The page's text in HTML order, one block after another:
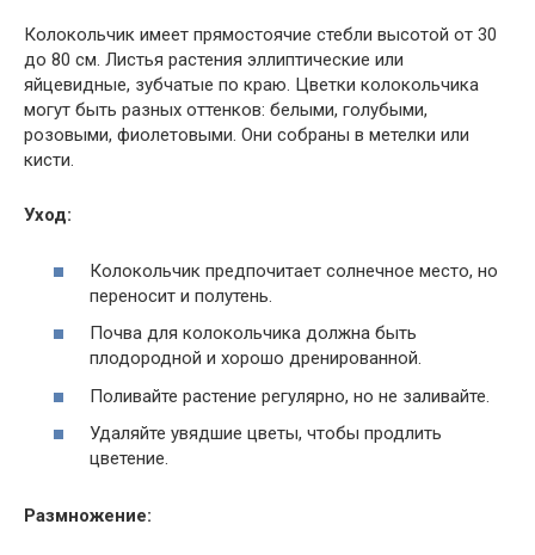
Колокольчик имеет прямостоячие стебли высотой от 30
до 80 см. Листья растения эллиптические или
яйцевидные, зубчатые по краю. Цветки колокольчика
могут быть разных оттенков: белыми, голубыми,
розовыми, фиолетовыми. Они собраны в метелки или
кисти.
Уход:
Колокольчик предпочитает солнечное место, но
переносит и полутень.
Почва для колокольчика должна быть
плодородной и хорошо дренированной.
Поливайте растение регулярно, но не заливайте.
Удаляйте увядшие цветы, чтобы продлить
цветение.
Размножение: